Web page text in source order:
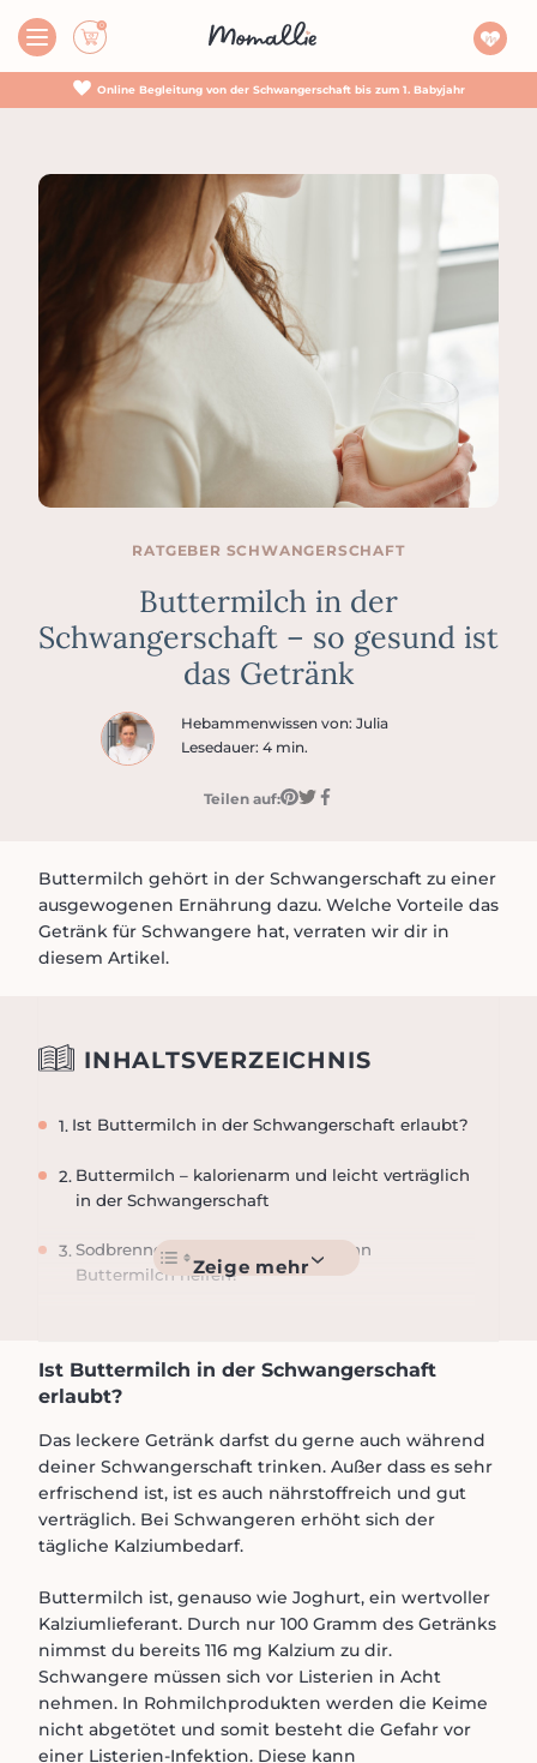
Online Begleitung von der Schwangerschaft bis zum 1. Babyjahr
RATGEBER SCHWANGER­SCHAFT
Buttermilch in der
Schwangerschaft – so gesund ist
das Getränk
Hebammenwissen von: Julia
Lesedauer: 4 min.
Teilen auf:
Buttermilch gehört in der Schwangerschaft zu einer
ausgewogenen Ernährung dazu. Welche Vorteile das
Getränk für Schwangere hat, verraten wir dir in
diesem Artikel.
INHALTSVERZEICHNIS
Ist Buttermilch in der Schwangerschaft erlaubt?
Buttermilch – kalorienarm und leicht verträglich
in der Schwangerschaft
Sodbrennen bei Schwangeren: Kann
Buttermilch helfen?
Zusammenfassung: Dürfen Schwangere
Buttermilch trinken?
Ist Buttermilch in der Schwangerschaft
erlaubt?
Das leckere Getränk darfst du gerne auch während
deiner Schwangerschaft trinken. Außer dass es sehr
erfrischend ist, ist es auch nährstoffreich und gut
verträglich. Bei Schwangeren erhöht sich der
tägliche Kalziumbedarf.
Buttermilch ist, genauso wie Joghurt, ein wertvoller
Kalziumlieferant. Durch nur 100 Gramm des Getränks
nimmst du bereits 116 mg Kalzium zu dir.
Schwangere müssen sich vor Listerien in Acht
nehmen. In Rohmilchprodukten werden die Keime
nicht abgetötet und somit besteht die Gefahr vor
einer Listerien-Infektion. Diese kann